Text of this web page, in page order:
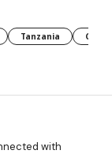
Tanzania CAF
with